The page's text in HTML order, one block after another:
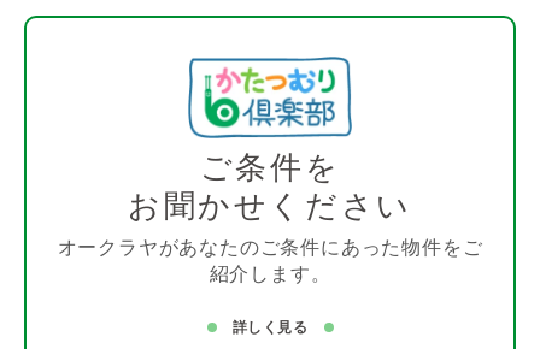
ご条件を
お聞かせください
オークラヤがあなたのご条件にあった物件をご
紹介します。
詳しく見る